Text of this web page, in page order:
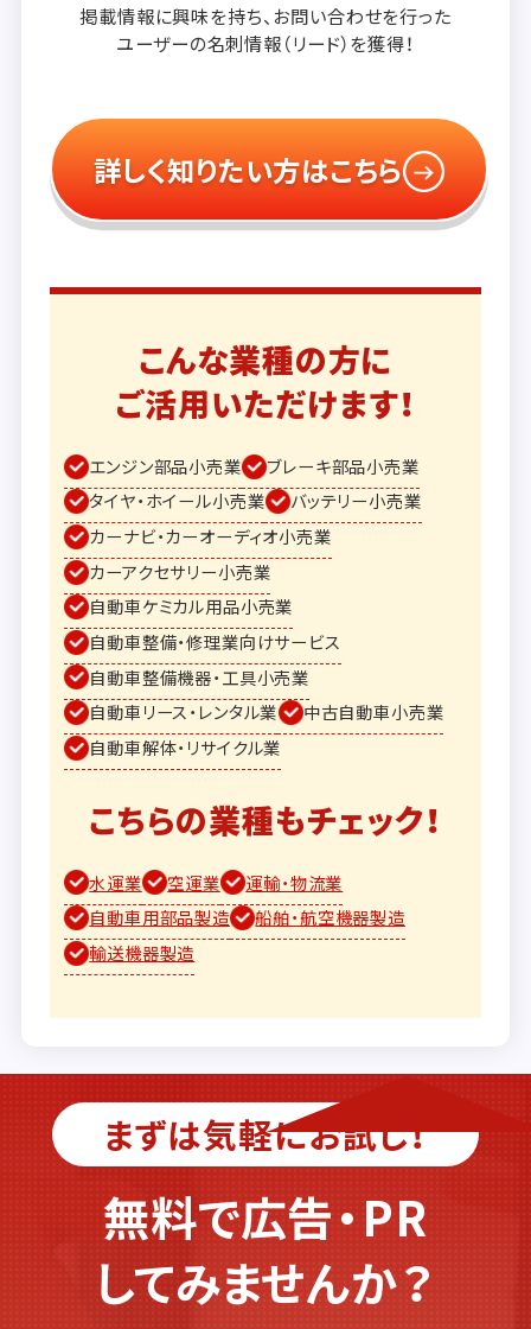
掲載情報に興味を持ち、 お問い合わせを行った
ユーザーの名刺情報（リード）を獲得！
詳しく知りたい方はこちら
こんな業種の方に
ご活用いただけます！
エンジン部品小売業
ブレーキ部品小売業
タイヤ・ホイール小売業
バッテリー小売業
カーナビ・カーオーディオ小売業
カーアクセサリー小売業
自動車ケミカル用品小売業
自動車整備・修理業向けサービス
自動車整備機器・工具小売業
自動車リース・レンタル業
中古自動車小売業
自動車解体・リサイクル業
こちらの業種もチェック！
水運業 空運業
運輸・物流業
自動車用部品製造
船舶・航空機器製造
輸送機器製造
まずは気軽にお試し！
無料で広告・PR
してみませんか？